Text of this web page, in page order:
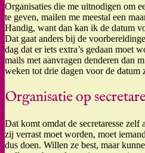
Organisaties die me uitnodigen om
te geven, mailen me meestal een
Handig, want dan kan ik de datum
Dat gaat anders bij de
dag dat er iets extra’s gedaan moet
mails met aanvragen denderen dan
weken tot drie dagen voor de datum
Organisatie op
Dat komt omdat de secretaresse
zij verrast moet worden, moet
dus doen. Willen ze best, maar